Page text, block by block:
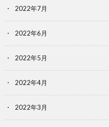
2022年7月
2022年6月
2022年5月
2022年4月
2022年3月